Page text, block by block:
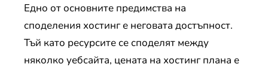
Едно от основните предимства на
споделения хостинг е неговата достъпност.
Тъй като ресурсите се споделят между
няколко уебсайта, цената на хостинг плана е